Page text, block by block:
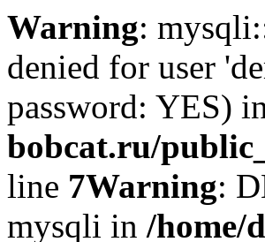
Warning:
denied for user
password: YES)
bobcat.ru/
line 7Warning:
mysqli in /home/